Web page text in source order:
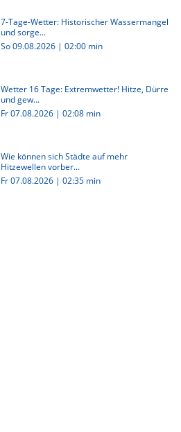
7-Tage-Wetter: Historischer Wassermangel
und sorge...
So 09.08.2026 | 02:00 min
Wetter 16 Tage: Extremwetter! Hitze, Dürre
und gew...
Fr 07.08.2026 | 02:08 min
Wie können sich Städte auf mehr
Hitzewellen vorber...
Fr 07.08.2026 | 02:35 min